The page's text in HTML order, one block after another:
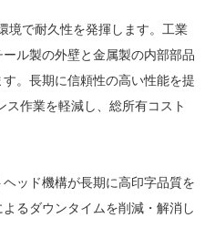
境で耐久性を発揮します。工業
ル製の外壁と金属製の内部部品
。長期に信頼性の高い性能を提
作業を軽減し、総所有コスト
ッド機構が長期に高印字品質を
るダウンタイムを削減・解消し